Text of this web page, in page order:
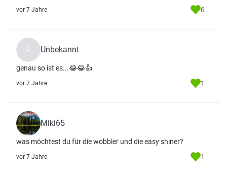
vor 7 Jahre 6
Unbekannt
genau so ist es...😂😂👍
vor 7 Jahre 1
Miki65
was möchtest du für die wobbler und die easy shiner?
vor 7 Jahre 1